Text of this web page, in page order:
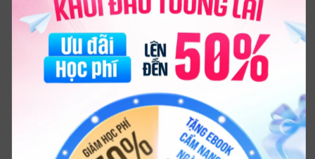
Người làm công tác xã hội thường làm việc tại các
cơ sở do chính phủ hoặc phi chính phủ quản lý, các
trung tâm bảo trợ xã hội, bệnh viện, trường học, tổ
chức NGO. Mặc dù thu nhập chưa cao nhưng đây là
nghề mang lại giá trị nhân văn sâu sắc và được xã
TOP 6 – Ngành Công tác thanh thiếu niên